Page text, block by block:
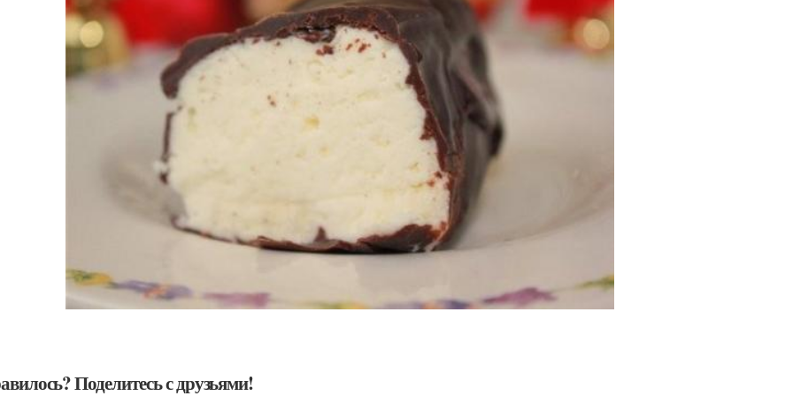
Поделитесь с друзьями!